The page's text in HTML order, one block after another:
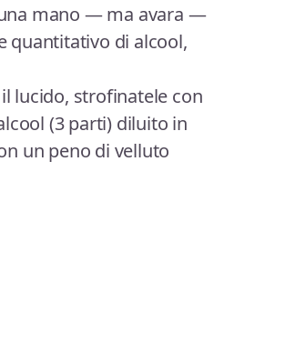
mano — ma avara —
quantitativo di alcool,
lucido, strofinatele con
(3 parti) diluito in
un peno di velluto